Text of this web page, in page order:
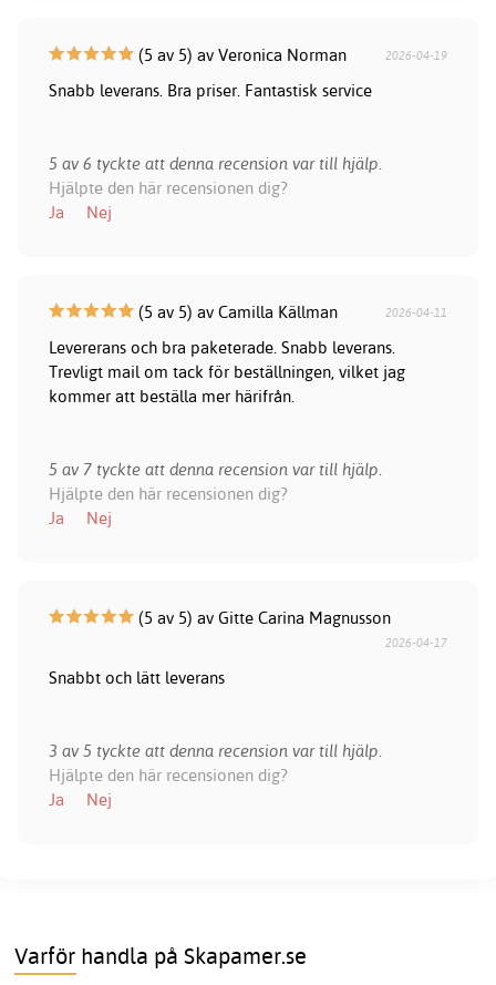
(5 av 5) av Veronica Norman 2026-04-19
Snabb leverans. Bra priser. Fantastisk service
5 av 6 tyckte att denna recension var till hjälp.
Hjälpte den här recensionen dig?
Ja
Nej
(5 av 5) av Camilla Källman 2026-04-11
Levererans och bra paketerade. Snabb leverans.
Trevligt mail om tack för beställningen, vilket jag
kommer att beställa mer härifrån.
5 av 7 tyckte att denna recension var till hjälp.
Hjälpte den här recensionen dig?
Ja
Nej
(5 av 5) av Gitte Carina Magnusson
2026-04-17
Snabbt och lätt leverans
3 av 5 tyckte att denna recension var till hjälp.
Hjälpte den här recensionen dig?
Ja
Nej
Varför handla på Skapamer.se